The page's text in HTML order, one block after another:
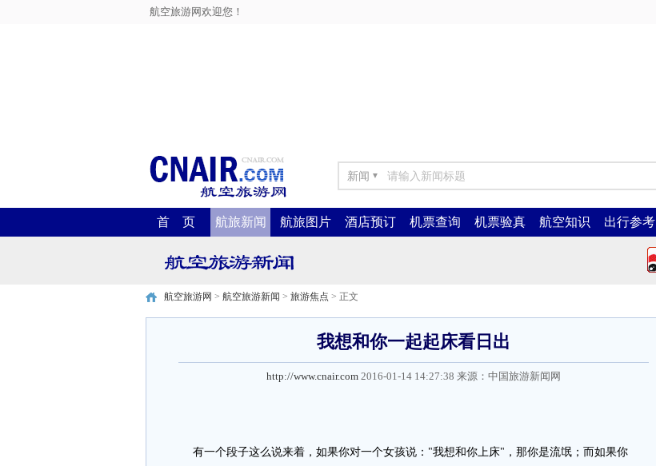
航空旅游网欢迎您！
新闻 ▼
首 页 航旅新闻 航旅图片 酒店预订 机票查询 机票验真 航空知识 出行参考
航空旅游网 > 航空旅游新闻 > 旅游焦点 > 正文
我想和你一起起床看日出
http://www.cnair.com 2016-01-14 14:27:38 来源： 中国旅游新闻网
有一个段子这么说来着，如果你对一个女孩说："我想和你上床"，那你是流氓；而如果你